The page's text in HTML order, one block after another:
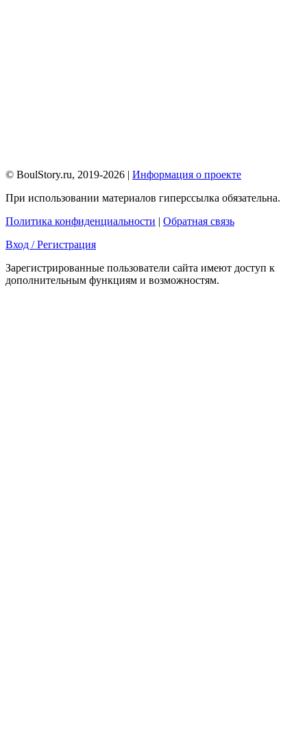
© BoulStory.ru, 2019-2026 | Информация о проекте
При использовании материалов гиперссылка обязательна.
Политика конфиденциальности | Обратная связь
Вход / Регистрация
Зарегистрированные пользователи сайта имеют доступ к
дополнительным функциям и возможностям.